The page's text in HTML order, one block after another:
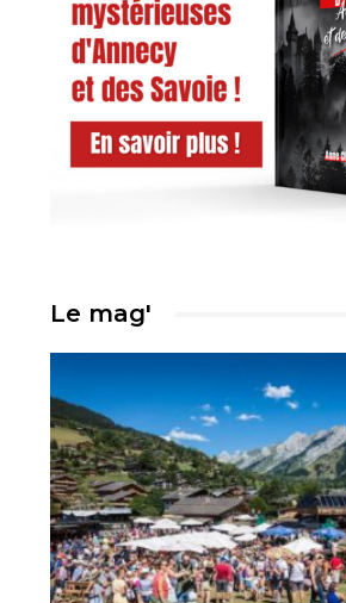
Le mag'